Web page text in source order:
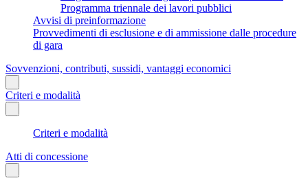
Programma triennale dei lavori pubblici
Avvisi di preinformazione
Provvedimenti di esclusione e di ammissione dalle procedure
di gara
Sovvenzioni, contributi, sussidi, vantaggi economici
Criteri e modalità
Criteri e modalità
Atti di concessione